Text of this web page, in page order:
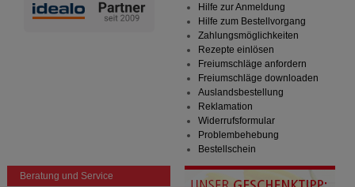
Hilfe zur Anmeldung
Hilfe zum Bestellvorgang
Zahlungsmöglichkeiten
Rezepte einlösen
Freiumschläge anfordern
Freiumschläge downloaden
Auslandsbestellung
Reklamation
Widerrufsformular
Problembehebung
Bestellschein
Beratung und Service